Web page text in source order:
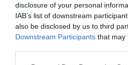
disclosure of your personal
IAB’s list of downstream
also be disclosed by us to third
Downstream Participants that may
Servizi Inclusi nel
Ristorante e Bar